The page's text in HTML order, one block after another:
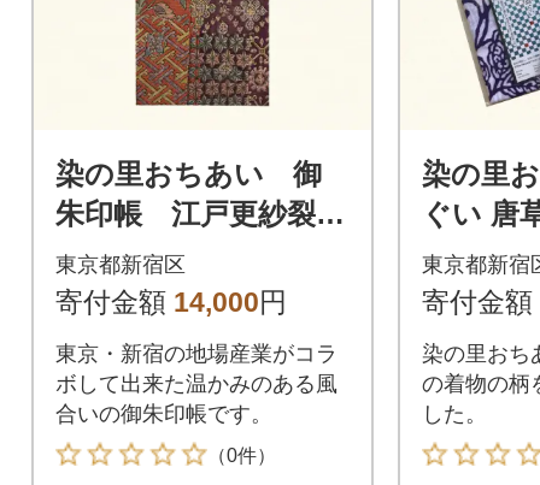
染の里おちあい 御
朱印帳 江戸更紗裂取
(赤)_0004-017-S05
東京都新宿区
寄付金額 14,000円
東京・新宿の地場産業がコラ
ボして出来た温かみのある風
合いの御朱印帳です。
（0件）
染の里
ぐい 唐
2-S05-1
東京都新宿
寄付金額
染の里おち
の着物の柄
した。